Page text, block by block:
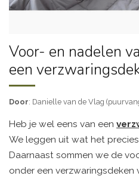
Voor- en nadelen
een
Door: Danielle van de Vlag
Heb je wel eens van een
We leggen uit wat het
Daarnaast sommen we de
onder een verzwaringsdeken